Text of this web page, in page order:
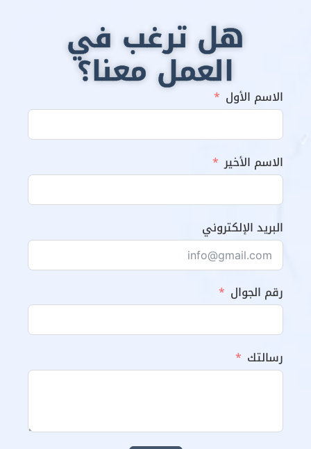
هل ترغب في
العمل معنا؟الاسم الأول
الاسم الأخير
البريد الإلكتروني
رقم الجوال
رسالتك